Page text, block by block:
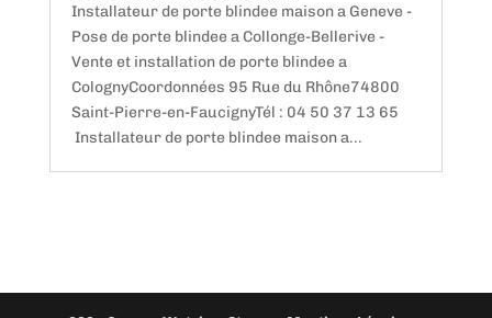
Installateur de porte blindee maison a Geneve -
Pose de porte blindee a Collonge-Bellerive -
Vente et installation de porte blindee a
ColognyCoordonnées 95 Rue du Rhône74800
Saint-Pierre-en-FaucignyTél : 04 50 37 13 65
Installateur de porte blindee maison a...